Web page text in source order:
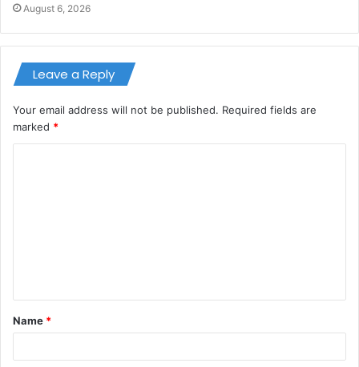
August 6, 2026
Leave a Reply
Your email address will not be published. Required fields are
marked *
t
*
Name *